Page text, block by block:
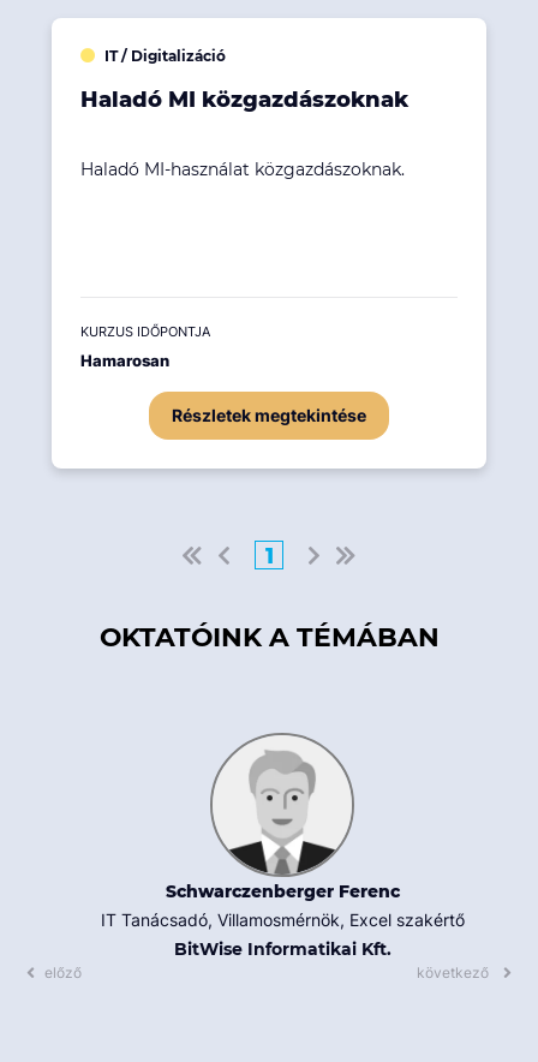
IT / Digitalizáció
Haladó MI közgazdászoknak
Haladó MI-használat közgazdászoknak.
KURZUS IDŐPONTJA
Hamarosan
Részletek megtekintése
1
OKTATÓINK A TÉMÁBAN
Schwarczenberger Ferenc
IT Tanácsadó, Villamosmérnök, Excel szakértő
BitWise Informatikai Kft.
előző következő